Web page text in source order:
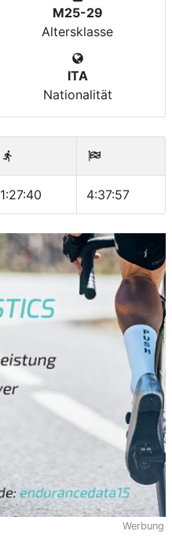
M25-29
Altersklasse
ITA
Nationalität
1:27:40 4:37:57
Werbung